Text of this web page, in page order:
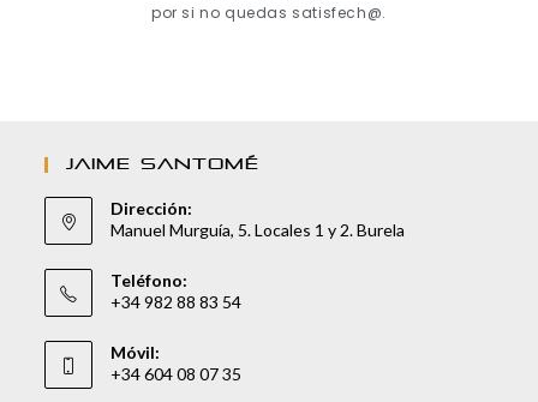
por si no quedas satisfech@.
JAIME SANTOMÉ
Dirección:
Manuel Murguía, 5. Locales 1 y 2. Burela
Teléfono:
+34 982 88 83 54
Móvil:
+34 604 08 07 35